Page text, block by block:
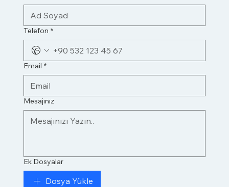
Telefon *
Email *
Mesajınız
Ek Dosyalar
Dosya Yükle